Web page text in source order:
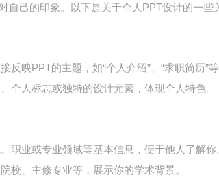
自己的印象。以下是关于个人PPT设计的一些
反映PPT的主题，如“个人介绍”、“求职简历”等
个人标志或独特的设计元素，体现个人特色。
职业或专业领域等基本信息，便于他人了解你
校、主修专业等，展示你的学术背景。